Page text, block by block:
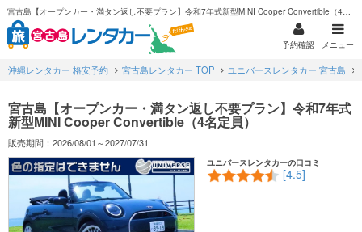
宮古島【オープンカー・満タン返し不要プラン】令和7年式新型MINI Cooper Convertible（4名定員）
予約確認 メニュー
沖縄レンタカー 格安予約 宮古島レンタカー TOP ユニバースレンタカー 宮古島
宮古島【オープンカー・満タン返し不要プラン】令和7年式
新型MINI Cooper Convertible（4名定員）
販売期間：2026/08/01～2027/07/31
ユニバースレンタカーの口コミ
[4.5]